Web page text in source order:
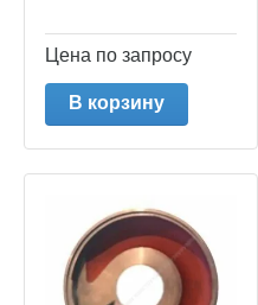
Цена по запросу
В корзину